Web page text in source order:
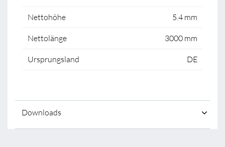
Nettohöhe 5.4 mm
Nettolänge 3000 mm
Ursprungsland DE
Downloads